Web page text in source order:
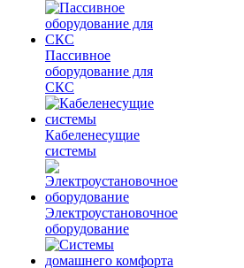
Пассивное
оборудование для
СКС
Кабеленесущие
системы
Электроустановочное
оборудование